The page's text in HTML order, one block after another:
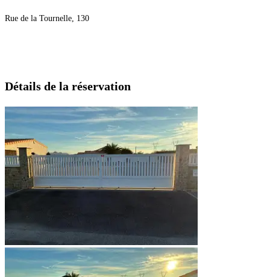
Rue de la Tournelle, 130
Détails de la réservation